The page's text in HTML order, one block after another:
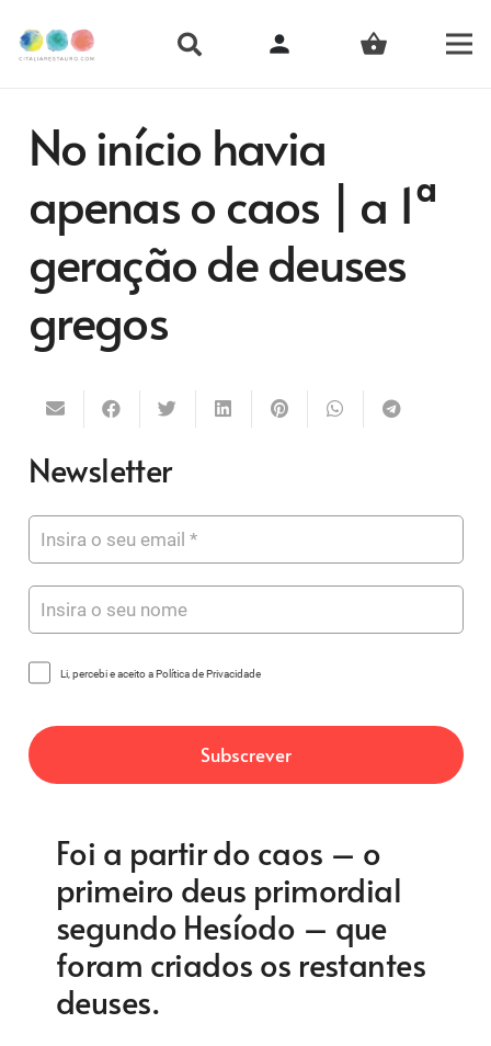
person shopping_basket
No início havia
apenas o caos | a 1ª
geração de deuses
gregos
Newsletter
Li, percebi e aceito a Política de Privacidade
Foi a partir do caos – o
primeiro deus primordial
segundo Hesíodo – que
foram criados os restantes
deuses.